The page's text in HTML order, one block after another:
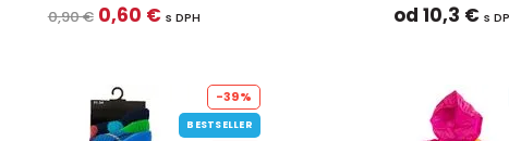
0,90 € 0,60 € s DPH od 10,3 € s
-39%
BESTSELLER